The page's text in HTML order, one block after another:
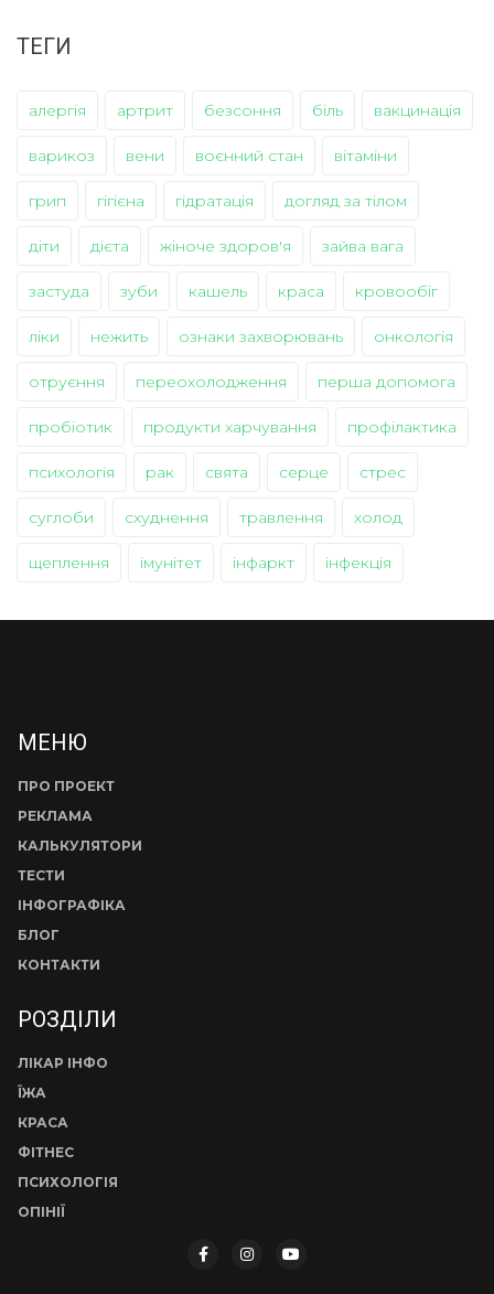
ТЕГИ
алергія артрит безсоння біль вакцинація
варикоз вени воєнний стан вітаміни
грип гігієна гідратація догляд за тілом
діти дієта жіноче здоров'я зайва вага
застуда зуби кашель краса кровообіг
ліки нежить ознаки захворювань онкологія
отруєння переохолодження перша допомога
пробіотик продукти харчування профілактика
психологія рак свята серце стрес
суглоби схуднення травлення холод
щеплення імунітет інфаркт інфекція
МЕНЮ
ПРО ПРОЕКТ
РЕКЛАМА
КАЛЬКУЛЯТОРИ
ТЕСТИ
ІНФОГРАФІКА
БЛОГ
КОНТАКТИ
РОЗДІЛИ
ЛІКАР ІНФО
ЇЖА
КРАСА
ФІТНЕС
ПСИХОЛОГІЯ
ОПІНІЇ